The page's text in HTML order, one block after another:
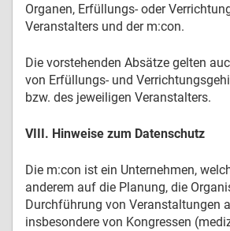
Organen, Erfüllungs- oder
Veranstalters und der m:con.
Die vorstehenden Absätze gelten
von Erfüllungs- und
bzw. des jeweiligen Veranstalters.
VIII. Hinweise zum Datenschutz
Die m:con ist ein Unternehmen,
anderem auf die Planung, die
Durchführung von Veranstaltungen
insbesondere von Kongressen